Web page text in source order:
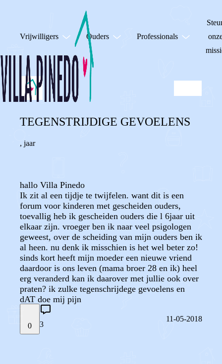
Vrijwilligers Ouders Professionals
TEGENSTRIJDIGE GEVOELENS
, jaar
hallo Villa Pinedo
Ik zit al een tijdje te twijfelen. want dit is een
forum voor kinderen met gescheiden ouders,
toevallig heb ik gescheiden ouders die l 6jaar uit
elkaar zijn. vroeger ben ik naar veel psigologen
geweest, over de scheiding van mijn ouders ben ik
al heen. nu denk ik misschien is het wel beter zo!
sinds kort heeft mijn moeder een nieuwe vriend
daardoor is ons leven (mama broer 28 en ik) heel
erg veranderd kan ik daarover met jullie ook over
praten? ik zulke tegenschrijdege gevoelens en
dAT doe mij pijn
0 3
11-05-2018